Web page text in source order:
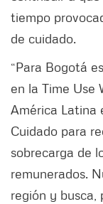
tiempo
de cuidado.
“Para Bogotá
en la Time Use
América Latina
Cuidado para
sobrecarga de
remunerados.
región y busca,